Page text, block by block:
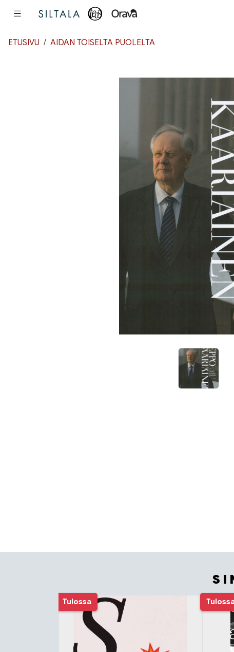
ETUSIVU AIDAN TOISELTA PUOLELTA
Tuoteluettelon alku
Tulossa